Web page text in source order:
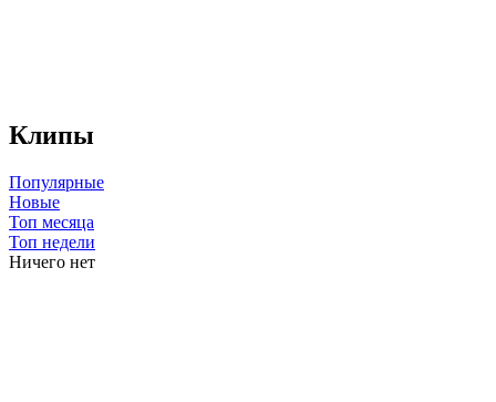
Клипы
Популярные
Новые
Топ месяца
Топ недели
Ничего нет